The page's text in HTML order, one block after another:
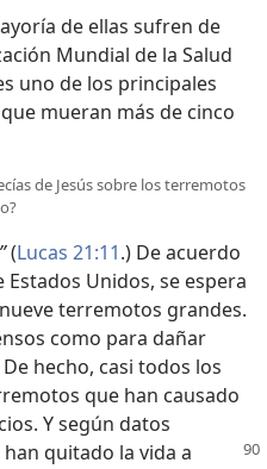
de ellas sufren de
Mundial de la Salud
uno de los principales
mueran más de cinco
de Jesús sobre los terremotos
(Lucas 21:11.) De acuerdo
Unidos, se espera
terremotos grandes.
como para dañar
hecho, casi todos los
que han causado
Y según datos
quitado la vida a